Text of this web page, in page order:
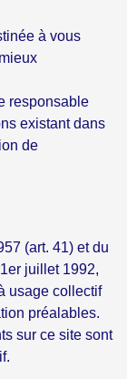
à vous
responsable
existant dans
de
(art. 41) et du
juillet 1992,
usage collectif
préalables.
sur ce site sont